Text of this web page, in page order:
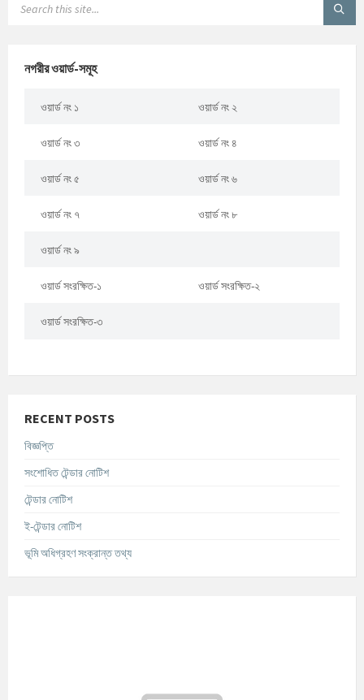
নগরীর ওয়ার্ড-সমূহ
ওয়ার্ড নং ১ ওয়ার্ড নং ২
ওয়ার্ড নং ৩ ওয়ার্ড নং ৪
ওয়ার্ড নং ৫ ওয়ার্ড নং ৬
ওয়ার্ড নং ৭ ওয়ার্ড নং ৮
ওয়ার্ড নং ৯
ওয়ার্ড সংরক্ষিত-১ ওয়ার্ড সংরক্ষিত-২
ওয়ার্ড সংরক্ষিত-৩
RECENT POSTS
বিজ্ঞপ্তি
সংশোধিত টেন্ডার নোটিশ
টেন্ডার নোটিশ
ই-টেন্ডার নোটিশ
ভূমি অধিগ্রহণ সংক্রান্ত তথ্য